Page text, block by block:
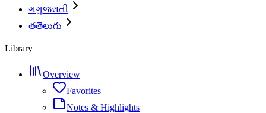
ગગુજરાતી
తతెలుగు
Library
Overview
Favorites
Notes & Highlights